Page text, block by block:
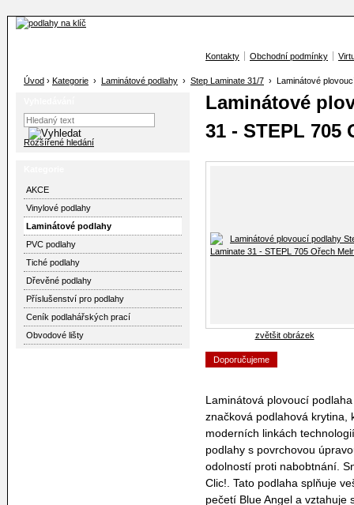
Kontakty Obchodní podmínky
Úvod › Kategorie › Laminátové podlahy › Step Laminate 31/7 › Laminátové
Rozšířené hledání
AKCE
Vinylové podlahy
Laminátové podlahy
PVC podlahy
Tiché podlahy
Dřevěné podlahy
Příslušenství pro podlahy
Ceník podlahářských prací
Obvodové lišty
Laminátové
31 - STEPL 705
zvětšit obrázek
Doporučujeme
Laminátová plovoucí
značková podlahová krytina,
moderních linkách
podlahy s povrchovou
odolností proti nabobtnání.
Clic!. Tato podlaha splňuje
pečetí Blue Angel a vztahuje